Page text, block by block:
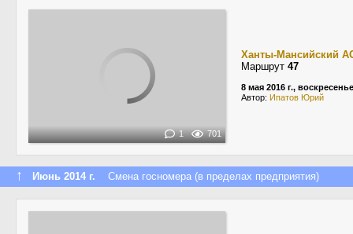
1 701
Ханты-Мансийский
Маршрут 47
8 мая 2016 г., воскресенье
Автор: Ипатов Юрий
↑ Июнь 2014 г. Смена госномера (в пределах предприятия)